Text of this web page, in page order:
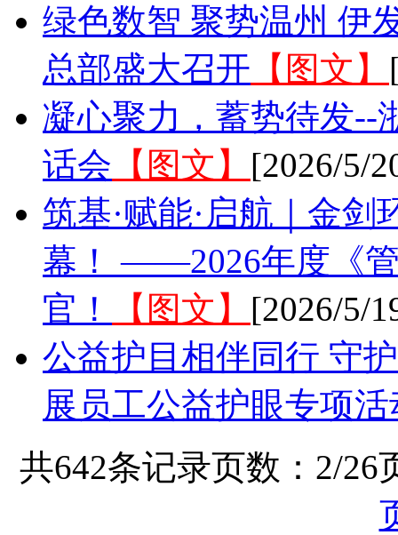
绿色数智 聚势温州 伊
总部盛大召开 【图文】
凝心聚力，蓄势待发--
话会 【图文】 [2026/5/
筑基·赋能·启航｜金
幕！ ——2026年度《
官！
【图文】 [2026/5/
公益护目相伴同行 守
展员工公益护眼专项活
共642条记录页数：2/26